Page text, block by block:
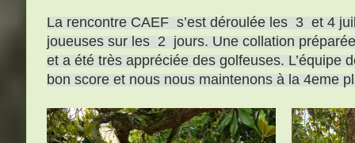
La rencontre CAEF s’est déroulée les 3 et 4
joueuses sur les 2 jours. Une collation
et a été très appréciée des golfeuses. L’équipe
bon score et nous nous maintenons à la 4eme